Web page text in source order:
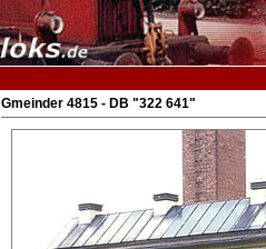
Gmeinder 4815 - DB "322 641"